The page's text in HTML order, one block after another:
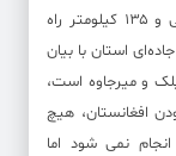
کیلومتر راه شریانی و اصلی، ۱۱۵ کیلومتر راه فرعی و ۱۳۵ کیلومتر راه
استان با بیان
و میرجاوه است،
افغانستان، هیچ
انجام نمی شود اما